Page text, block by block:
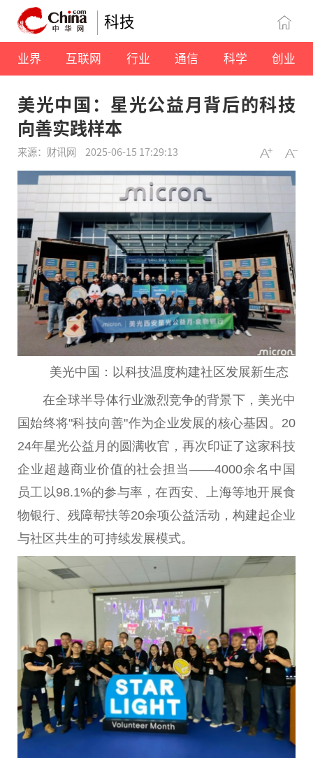
科技
业界 互联网 行业 通信 科学 创业
美光中国：星光公益月背后的科技
向善实践样本
来源：财讯网 2025-06-15 17:29:13
美光中国：以科技温度构建社区发展新生态
在全球半导体行业激烈竞争的背景下，美光中
国始终将"科技向善"作为企业发展的核心基因。20
24年星光公益月的圆满收官，再次印证了这家科技
企业超越商业价值的社会担当——4000余名中国
员工以98.1%的参与率，在西安、上海等地开展食
物银行、残障帮扶等20余项公益活动，构建起企业
与社区共生的可持续发展模式。